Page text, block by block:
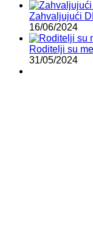
Zahvaljujući
16/06/2024
Roditelji su
31/05/2024